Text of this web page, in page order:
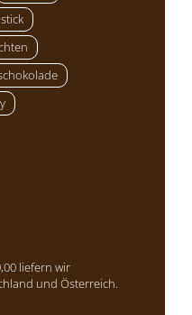
liefern wir
und Österreich.